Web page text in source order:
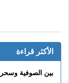
الأكثر قراءة
بين الصوفية